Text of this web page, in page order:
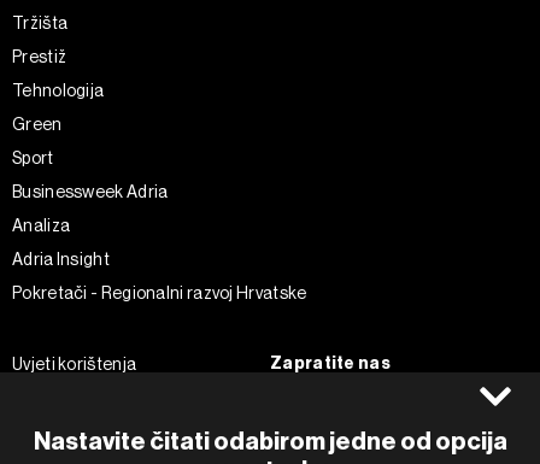
Nastavite čitati odabirom jedne od opcija
Tržišta
Prestiž
Tehnologija
Green
Sport
Businessweek Adria
Analiza
Adria Insight
Pokretači - Regionalni razvoj Hrvatske
Uvjeti korištenja
Politika kolačića
Zapratite nas
Instagram